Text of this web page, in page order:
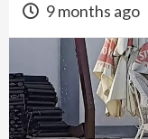
9 months ago